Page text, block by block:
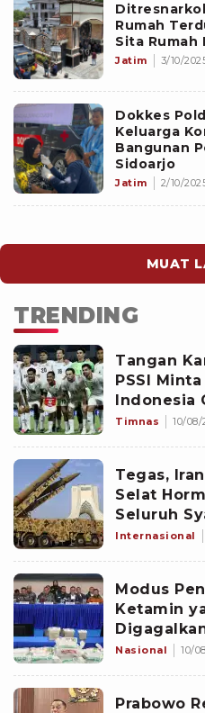
Rumah
Sita Rumah
Jatim 3/10/
Dokkes
Keluarga
Bangunan
Sidoarjo
Jatim 2/10/
MUAT
TRENDING
Tangan
PSSI
Indonesia
Piala AFF
Timnas 10/08/
Tegas,
Selat
Seluruh
Internasional
Modus
Ketamin
Gabungan
Nasional 10/
Prabowo